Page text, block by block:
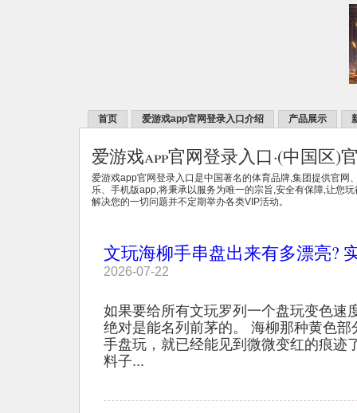
首页 爱游戏app官网登录入口介绍 产品展示
爱游戏app官网登录入口·(中国区)
爱游戏app官网登录入口是中国著名的体育品牌,集团提供官网
乐、手机版app,将秉承以服务为唯一的宗旨,安全有保障,让您
解决您的一切问题并不定期举办各类VIP活动。
文玩海柳手串盘出来有多漂亮?
2026-07-22
如果要给所有文玩罗列一个盘玩变色速
绝对是能名列前茅的。 海柳那种黄色
手盘玩，就已经能见到微微变红的痕迹
料子...